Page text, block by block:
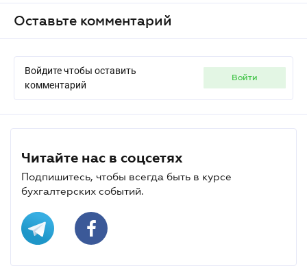
Оставьте комментарий
Войдите чтобы оставить
комментарий
войти
Читайте нас в соцсетях
Подпишитесь, чтобы всегда быть в курсе
бухгалтерских событий.